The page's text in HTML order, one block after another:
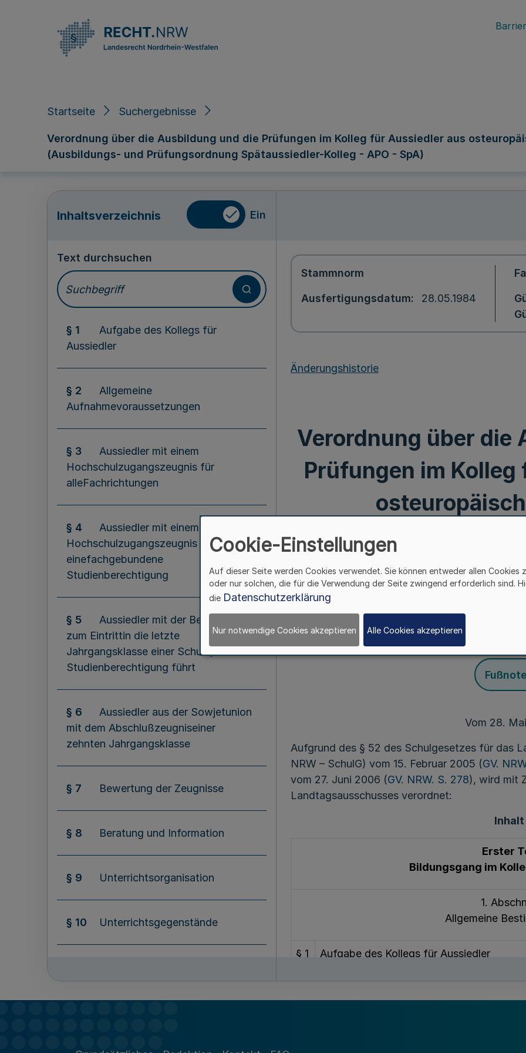
Startseite Suchergebnisse
Verordnung über die Ausbildung und die Prüfungen im Kolleg für Aussiedler aus
(Ausbildungs- und Prüfungsordnung Spätaussiedler-Kolleg - APO - SpA)
Inhaltsverzeichnis Ein
Text durchsuchen
§ 1
Aufgabe des Kollegs für
Aussiedler
§ 2
Allgemeine
Aufnahmevoraussetzungen
§ 3
Aussiedler mit einem
Hochschulzugangszeugnis für
alleFachrichtungen
§ 4
Aussiedler mit einem
Hochschulzugangszeugnis für
einefachgebundene
Studienberechtigung
§ 5
Aussiedler mit der Berechtigung
zum Eintrittin die letzte
Jahrgangsklasse einer Schule,die zur
Studienberechtigung führt
§ 6
Aussiedler aus der Sowjetunion
mit dem Abschlußzeugniseiner
zehnten Jahrgangsklasse
§ 7 Bewertung der Zeugnisse
§ 8 Beratung und Information
§ 9 Unterrichtsorganisation
§ 10 Unterrichtsgegenstände
Stammnorm
Ausfertigungsdatum 28.05.1984
Änderungshistorie
Verordnung über die
Prüfungen im
(Spätaussiedler) -
Prüfungsordnung
Vom 28.
Aufgrund des § 52 des Schulgesetzes für das
NRW – SchulG) vom 15. Februar 2005 (GV.
vom 27. Juni 2006 (GV. NRW. S. 278), wird mit
Landtagsausschusses verordnet:
Inhalt
Erster
Bildungsgang im
1.
Allgemeine
§ 1 Aufgabe des Kollegs für Aussiedler
Cookie-Einstellungen
Auf dieser Seite werden Cookies verwendet. Sie können entweder allen Cookies
oder nur solchen, die für die Verwendung der Seite zwingend erforderlich sind.
die Datenschutzerklärung
Nur notwendige Cookies akzeptieren Alle Cookies akzeptieren